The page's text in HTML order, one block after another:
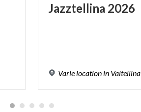
Jazztellina 2026
Varielocation in Valtellina